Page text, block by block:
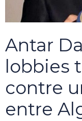
Antar
lobbies
contre
entre